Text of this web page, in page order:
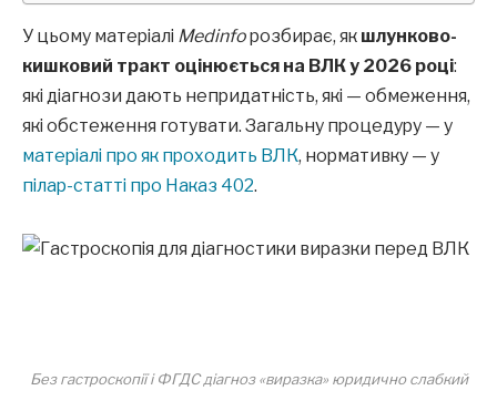
У цьому матеріалі Medinfoрозбирає, як шлунково-
кишковий тракт оцінюється на ВЛК у 2026 році:
які діагнози дають непридатність, які — обмеження,
які обстеження готувати. Загальну процедуру — у
матеріалі про як проходить ВЛК, нормативку — у
пілар-статті про Наказ 402.
Без гастроскопії і ФГДС діагноз «виразка» юридично слабкий